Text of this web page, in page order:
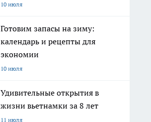
10 июля
Готовим запасы на зиму:
календарь и рецепты для
экономии
10 июля
Удивительные открытия в
жизни вьетнамки за 8 лет
11 июля